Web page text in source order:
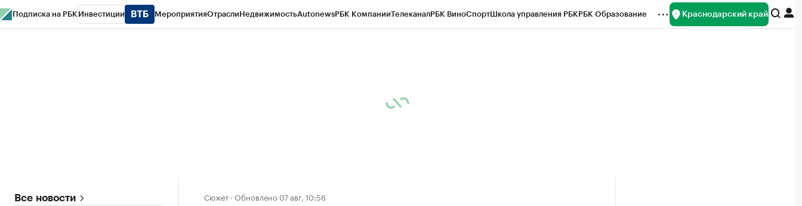
Подписка на РБК Инвестиции МероприятияОтраслиНедвижимостьAutonewsРБК КомпанииТелеканалРБК ВиноСпортШкола управления РБКРБК Образование Краснодарский край
Все новости Сюжет · Обновлено 07 авг, 10:56